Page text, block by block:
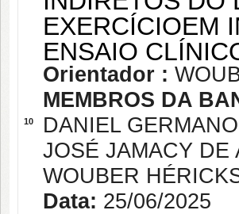
10
EXERCÍCIOEM
ENSAIO
Orientador :
MEMBROS DA
DANIEL
JOSÉ JAMACY DE
WOUBER
Data: 25/06/2025